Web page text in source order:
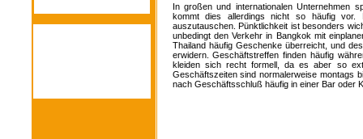
In großen und internationalen Unternehmen
kommt dies allerdings nicht so häufig vor.
auszutauschen. Pünktlichkeit ist besonders
unbedingt den Verkehr in Bangkok mit
Thailand häufig Geschenke überreicht, und
erwidern. Geschäftstreffen finden häufig
kleiden sich recht formell, da es aber so
Geschäftszeiten sind normalerweise montags
nach Geschäftsschluß häufig in einer Bar oder